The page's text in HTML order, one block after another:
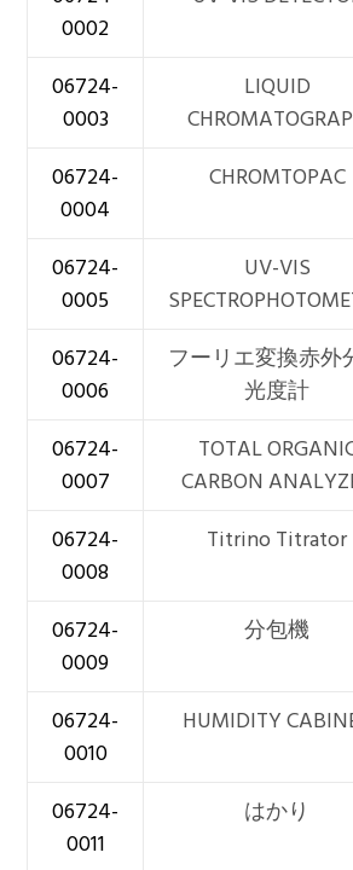
0002
06724-
0003
LIQUID
06724-
0004
CHROMTOPAC
06724-
0005
UV-VIS
06724-
0006
フーリエ変換赤外
光度計
06724-
0007
TOTAL
CARBON
06724-
0008
Titrino Titrator
06724-
0009
分包機
06724-
0010
HUMIDITY
06724-
0011
はかり